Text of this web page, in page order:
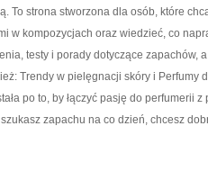
To strona stworzona dla osób, które
w kompozycjach oraz wiedzieć, co
testy i porady dotyczące zapachów,
Trendy w pielęgnacji skóry i Perfumy
po to, by łączyć pasję do perfumerii
zapachu na co dzień, chcesz